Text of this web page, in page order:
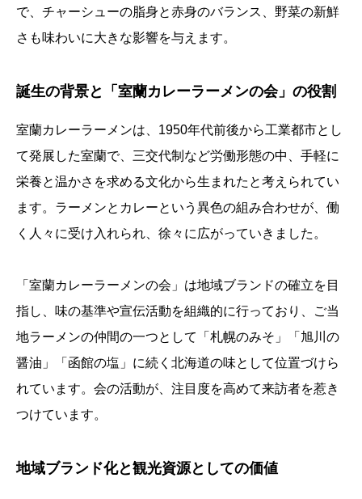
で、チャーシューの脂身と赤身のバランス、野菜の新鮮
さも味わいに大きな影響を与えます。
誕生の背景と「室蘭カレーラーメンの会」の役割
室蘭カレーラーメンは、1950年代前後から工業都市とし
て発展した室蘭で、三交代制など労働形態の中、手軽に
栄養と温かさを求める文化から生まれたと考えられてい
ます。ラーメンとカレーという異色の組み合わせが、働
く人々に受け入れられ、徐々に広がっていきました。
「室蘭カレーラーメンの会」は地域ブランドの確立を目
指し、味の基準や宣伝活動を組織的に行っており、ご当
地ラーメンの仲間の一つとして「札幌のみそ」「旭川の
醤油」「函館の塩」に続く北海道の味として位置づけら
れています。会の活動が、注目度を高めて来訪者を惹き
つけています。
地域ブランド化と観光資源としての価値